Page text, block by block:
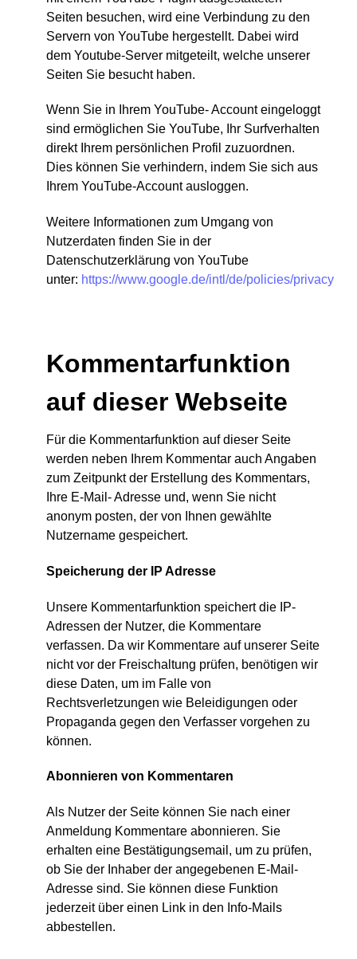
Seiten besuchen, wird eine Verbindung zu den
Servern von YouTube hergestellt. Dabei wird
dem Youtube-Server mitgeteilt, welche unserer
Seiten Sie besucht haben.
Wenn Sie in Ihrem YouTube- Account eingeloggt
sind ermöglichen Sie YouTube, Ihr Surfverhalten
direkt Ihrem persönlichen Profil zuzuordnen.
Dies können Sie verhindern, indem Sie sich aus
Ihrem YouTube-Account ausloggen.
Weitere Informationen zum Umgang von
Nutzerdaten finden Sie in der
Datenschutzerklärung von YouTube
unter: https://www.google.de/intl/de/policies/privacy
Kommentarfunktion
auf dieser Webseite
Für die Kommentarfunktion auf dieser Seite
werden neben Ihrem Kommentar auch Angaben
zum Zeitpunkt der Erstellung des Kommentars,
Ihre E-Mail- Adresse und, wenn Sie nicht
anonym posten, der von Ihnen gewählte
Nutzername gespeichert.
Speicherung der IP Adresse
Unsere Kommentarfunktion speichert die IP-
Adressen der Nutzer, die Kommentare
verfassen. Da wir Kommentare auf unserer Seite
nicht vor der Freischaltung prüfen, benötigen wir
diese Daten, um im Falle von
Rechtsverletzungen wie Beleidigungen oder
Propaganda gegen den Verfasser vorgehen zu
können.
Abonnieren von Kommentaren
Als Nutzer der Seite können Sie nach einer
Anmeldung Kommentare abonnieren. Sie
erhalten eine Bestätigungsemail, um zu prüfen,
ob Sie der Inhaber der angegebenen E-Mail-
Adresse sind. Sie können diese Funktion
jederzeit über einen Link in den Info-Mails
abbestellen.